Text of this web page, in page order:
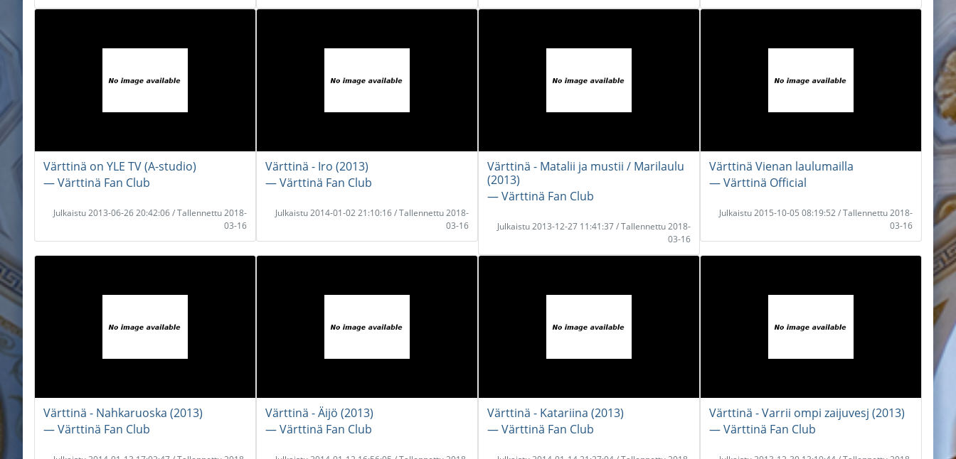
Värttinä on YLE TV (A-studio)
― Värttinä Fan Club
Julkaistu 2013-06-26 20:42:06 / Tallennettu 2018-
03-16
Värttinä - Iro (2013)
― Värttinä Fan Club
Julkaistu 2014-01-02 21:10:16 / Tallennettu 2018-
03-16
Värttinä - Matalii ja mustii / Marilaulu
(2013)
― Värttinä Fan Club
Julkaistu 2013-12-27 11:41:37 / Tallennettu 2018-
03-16
Värttinä Vienan laulumailla
― Värttinä Official
Julkaistu 2015-10-05 08:19:52 / Tallennettu 2018-
03-16
Värttinä - Nahkaruoska (2013)
― Värttinä Fan Club
Värttinä - Äijö (2013)
― Värttinä Fan Club
Värttinä - Katariina (2013)
― Värttinä Fan Club
Värttinä - Varrii ompi zaijuvesj (2013)
― Värttinä Fan Club